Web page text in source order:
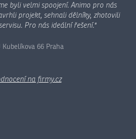
byli velmi spoojení. Animo pro nás
projekt, sehnali dělníky, zhotovili
Pro nás ideální řešení."
Kubelíkova 66 Praha